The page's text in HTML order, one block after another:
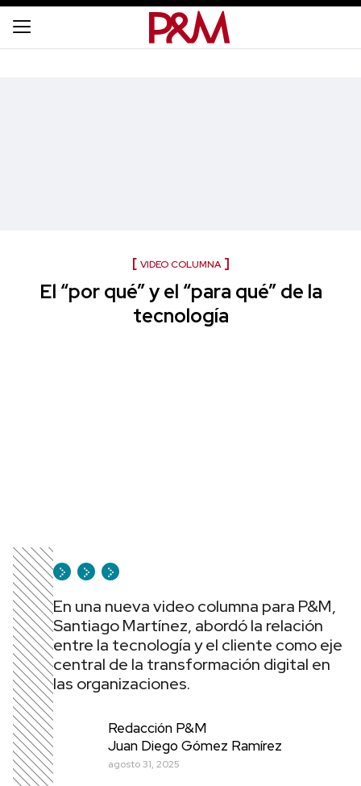
VIDEO COLUMNA
El “por qué” y el “para qué” de la
tecnología
En una nueva video columna para P&M,
Santiago Martínez, abordó la relación
entre la tecnología y el cliente como eje
central de la transformación digital en
las organizaciones.
Redacción P&M
Juan Diego Gómez Ramírez
agosto 31, 2025